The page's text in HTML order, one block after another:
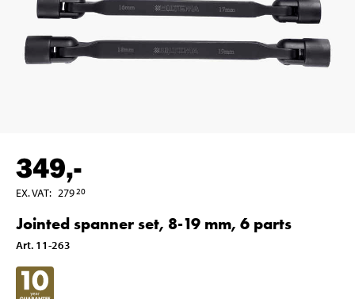
349,-
EX. VAT: 27920
Jointed spanner set, 8-19 mm, 6 parts
Art. 11-263